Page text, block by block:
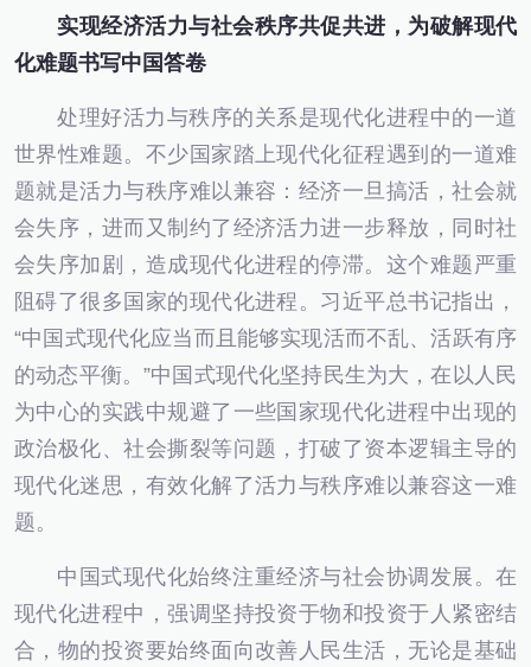
实现经济活力与社会秩序共促共进，为破解现代
化难题书写中国答卷
处理好活力与秩序的关系是现代化进程中的一道
世界性难题。不少国家踏上现代化征程遇到的一道难
题就是活力与秩序难以兼容：经济一旦搞活，社会就
会失序，进而又制约了经济活力进一步释放，同时社
会失序加剧，造成现代化进程的停滞。这个难题严重
阻碍了很多国家的现代化进程。习近平总书记指出，
“中国式现代化应当而且能够实现活而不乱、活跃有序
的动态平衡。”中国式现代化坚持民生为大，在以人民
为中心的实践中规避了一些国家现代化进程中出现的
政治极化、社会撕裂等问题，打破了资本逻辑主导的
现代化迷思，有效化解了活力与秩序难以兼容这一难
题。
中国式现代化始终注重经济与社会协调发展。在
现代化进程中，强调坚持投资于物和投资于人紧密结
合，物的投资要始终面向改善人民生活，无论是基础